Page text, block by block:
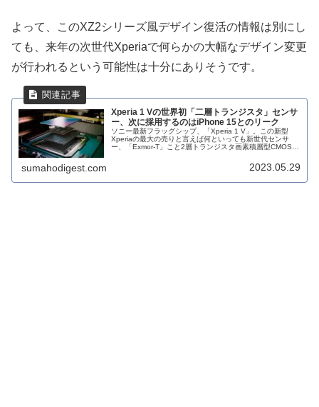
よって、このXZ2シリーズ風デザイン復活の情報は別にし
ても、来年の次世代Xperiaで何らかの大幅なデザイン変更
が行われるという可能性は十分にありそうです。
Xperia 1 Vの世界初「二層トランジスタ」センサ
ー、次に採用するのはiPhone 15とのリーク
ソニー最新フラッグシップ、「Xperia 1 V」。この新型
Xperiaの最大の売りと言えば何といっても新世代センサ
ー、「Exmor-T」こと2層トランジスタ画素積層型CMOSイ
sumahodigest.com 2023.05.29